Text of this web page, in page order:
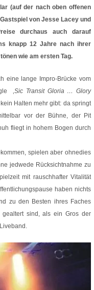
(auf der nach oben offenen
von Jesse Lacey und
durchaus auch darauf
knapp 12 Jahre nach ihrer
wie am ersten Tag.
eine lange Impro-Brücke vom
‚Sic Transit Gloria … Glory
Halten mehr gibt: da springt
vor der Bühne, der Pit
fliegt in hohem Bogen durch
spielen aber ohnedies
jedwede Rücksichtnahme zu
mit rauschhafter Vitalität
haben nichts
zu den Besten ihres Faches
sind, als ein Gros der